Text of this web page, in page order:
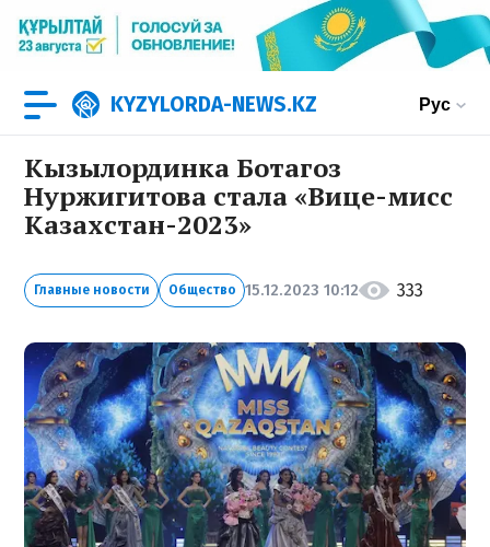
KYZYLORDA-NEWS.KZ Рус
Кызылординка Ботагоз
Нуржигитова cтала «Вице-мисс
Казахстан-2023»
Главные новости Общество 15.12.2023 10:12 333